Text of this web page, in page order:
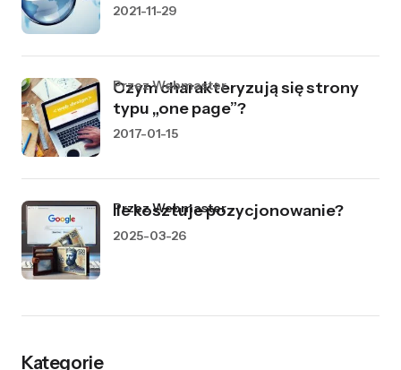
2021-11-29
Czym charakteryzują się strony
typu „one page”?
przez Webmaster
2017-01-15
Ile kosztuje pozycjonowanie?
przez Webmaster
2025-03-26
Kategorie